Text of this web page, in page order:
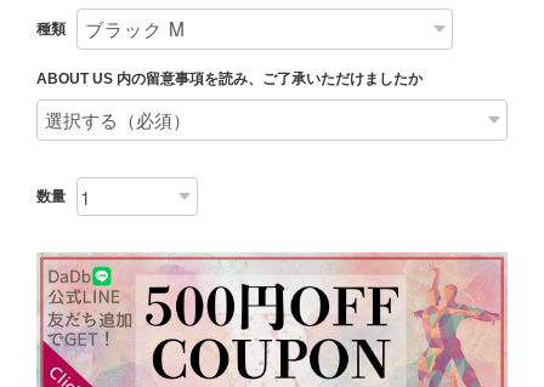
種類
ABOUT US 内の留意事項を読み、ご了承いただけましたか
数量